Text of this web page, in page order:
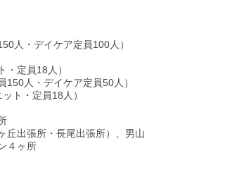
人・デイケア定員100人）
・定員18人）
人・デイケア定員50人）
ト・定員18人）
丘出張所・長尾出張所）、男山
４ヶ所